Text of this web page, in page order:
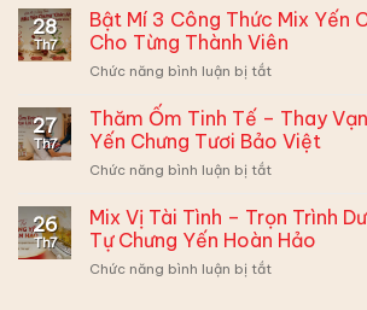
–
Ghi
Xuất
Cùng
Hộp
Yến
Bảo
Việt
Lười
Ăn
Yến
–
Đừng
Muộn
Phiền,
Có
Cách
Biến
Siêu
28
Th7
Bật Mí 3 Công Thức Mix Yến
Cho Từng Thành Viên
Chức năng bình luận bị tắtở
Mí
Công
Thức
Yến
Chưng
“Chân
Ái”
27
Th7
Thăm Ốm Tinh Tế – Thay
Yến Chưng Tươi Bảo Việt
Chức năng bình luận bị tắtở
Ốm
Tinh
Tế
–
26
Th7
Mix Vị Tài Tình – Trọn Trình
Tự Chưng Yến Hoàn Hảo
Chức năng bình luận bị tắtở